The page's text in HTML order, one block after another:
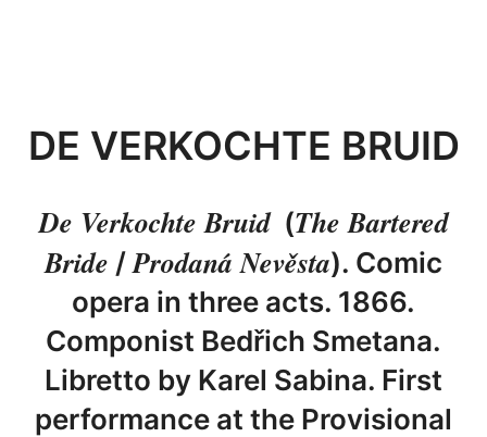
DE VERKOCHTE BRUID
De Verkochte Bruid(The Bartered
Bride /Prodaná Nevěsta). Comic
opera in three acts. 1866.
Componist Bedřich Smetana.
Libretto by Karel Sabina. First
performance at the Provisional